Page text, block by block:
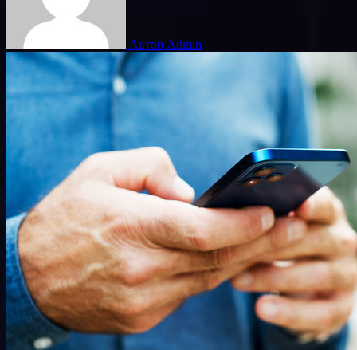
Автор Admin